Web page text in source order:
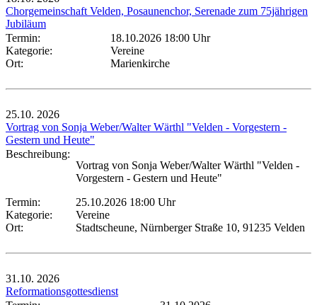
Chorgemeinschaft Velden, Posaunenchor, Serenade zum 75jährigen
Jubiläum
Termin:
18.10.2026 18:00 Uhr
Kategorie:
Vereine
Ort:
Marienkirche
25.10. 2026
Vortrag von Sonja Weber/Walter Wärthl "Velden - Vorgestern -
Gestern und Heute"
Beschreibung:
Vortrag von Sonja Weber/Walter Wärthl "Velden -
Vorgestern - Gestern und Heute"
Termin:
25.10.2026 18:00 Uhr
Kategorie:
Vereine
Ort:
Stadtscheune, Nürnberger Straße 10, 91235 Velden
31.10. 2026
Reformationsgottesdienst